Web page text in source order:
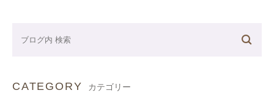
CATEGORY カテゴリー